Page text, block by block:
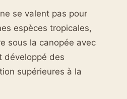
se valent pas pour
espèces tropicales,
sous la canopée avec
développé des
supérieures à la